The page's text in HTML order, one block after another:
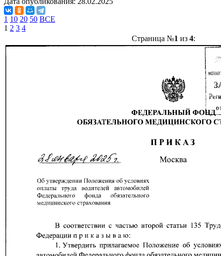
1 10 20 50 ВСЕ
1 2 3 4
Страница №1 из 4: